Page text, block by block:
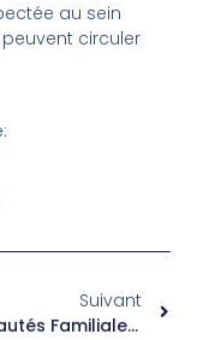
au sein
peuvent circuler
Suivant
Les Loyautés Familiales Influent Sur Notre Destin